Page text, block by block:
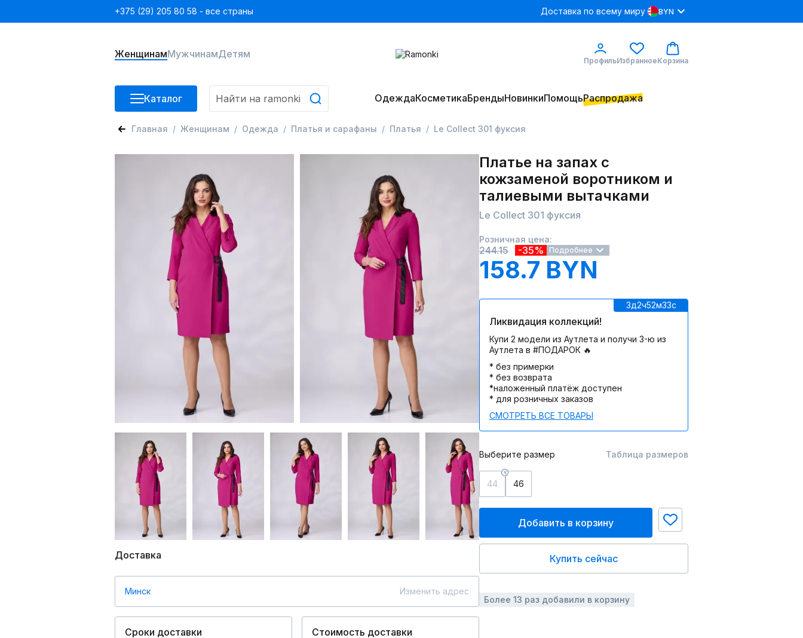
+375 (29) 205 80 58 - все страны Доставка по всему миру BYN
ЖенщинамМужчинамДетям
ПрофильИзбранноеКорзина
Каталог ОдеждаКосметикаБрендыНовинкиПомощьРаспродажа
Главная Женщинам Одежда Платья и сарафаны Платья Le Collect 301 фуксия
Доставка
Минск Изменить адрес
Сроки доставки
Стоимость доставки
Платье на запах с
кожзаменой воротником и
талиевыми вытачками
Le Collect 301 фуксия
Розничная цена:
244.15 -35% Подробнее
158.7 BYN
3д2ч52м33c
Ликвидация коллекций!
Купи 2 модели из Аутлета и получи 3-ю из
Аутлета в #ПОДАРОК 🔥
* без примерки
* без возврата
*наложенный платёж доступен
* для розничных заказов
СМОТРЕТЬ ВСЕ ТОВАРЫ
Выберите размер Таблица размеров
44 46
Добавить в корзину
Купить сейчас
Более 13 раз добавили в корзину